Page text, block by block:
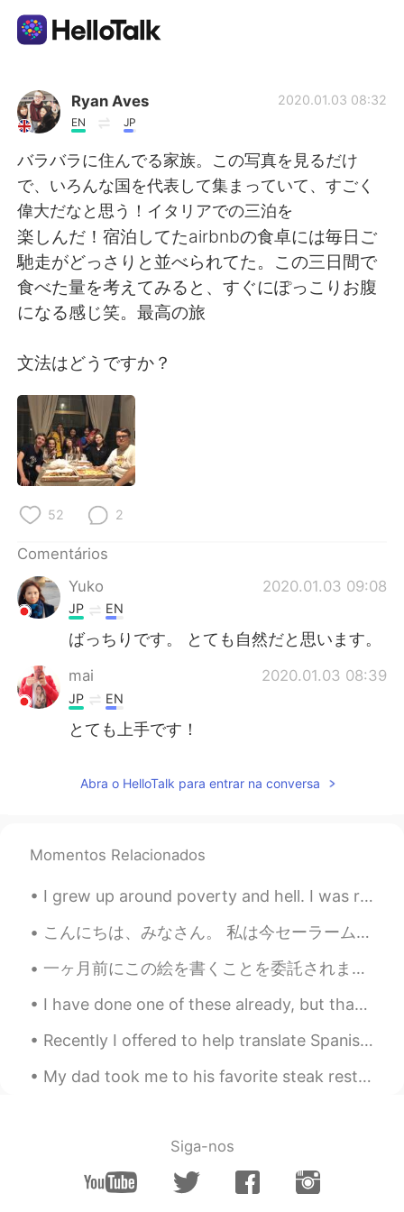
Aplicativo de troca de idioma
AI Grammar Checker
Português
English 简体中文
繁體中文 Español
العربية
Deutsch
한국어
Italiano
Tiếng Việt
Ryan Aves
EN JP
2020.01.03 08:32
バラバラに住んでる家族。この写真を見るだけ
で、いろんな国を代表して集まっていて、すごく
偉大だなと思う！イタリアでの三泊を
楽しんだ！宿泊してたairbnbの食卓には毎日ご
馳走がどっさりと並べられてた。この三日間で
食べた量を考えてみると、すぐにぽっこりお腹
になる感じ笑。最高の旅
文法はどうですか？
52 2
Comentários
Yuko
2020.01.03 09:08
JP EN
ばっちりです。 とても自然だと思います。
mai 2020.01.03 08:39
JP EN
とても上手です！
Abra o HelloTalk para entrar na conversa
Momentos Relacionados
I grew up around poverty and hell. I was raised by women who worked at a KTV only because my pare...
こんにちは、みなさん。 私は今セーラームーンを描いています。 私は絵を描くことに情熱的です。 絵が完成したら私は披露します。🌙✨😇 Hi guys. I'm making a new pain...
一ヶ月前にこの絵を書くことを委託されました。ただ一ヶ月前だけど、私が書いたように見えない😳😳 I was commisioned to paint this one month ago. It ...
I have done one of these already, but that was a year ago. So now here is a new one😊 About me! ...
Recently I offered to help translate Spanish for a colleague because I have spoken that language ...
My dad took me to his favorite steak restaurant. We shared a tomahawk. We ate the whole thing haha
Siga-nos